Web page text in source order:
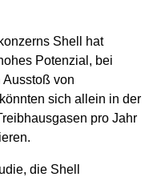
Shell hat
Potenzial, bei
Ausstoß von
sich allein in der
pro Jahr
die Shell